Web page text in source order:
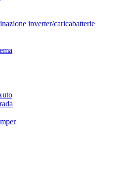
inverter/caricabatterie